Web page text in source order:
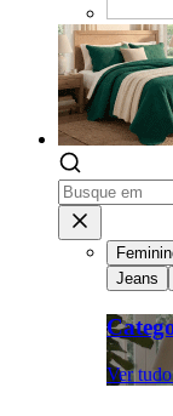
Jeans
Ver